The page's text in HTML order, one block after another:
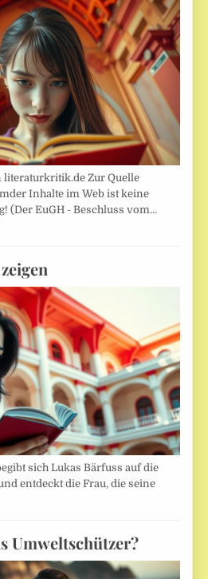
literaturkritik.de Zur Quelle
Inhalte im Web ist keine
(Der EuGH - Beschluss vom…
sich Lukas Bärfuss auf die
entdeckt die Frau, die seine
Umweltschützer?